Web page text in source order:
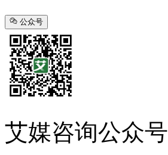
公众号
艾媒咨询公众号